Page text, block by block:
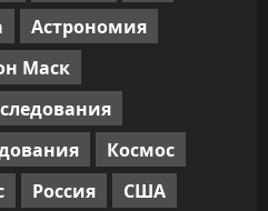
Астрономия
Маск
Космос
Россия
США